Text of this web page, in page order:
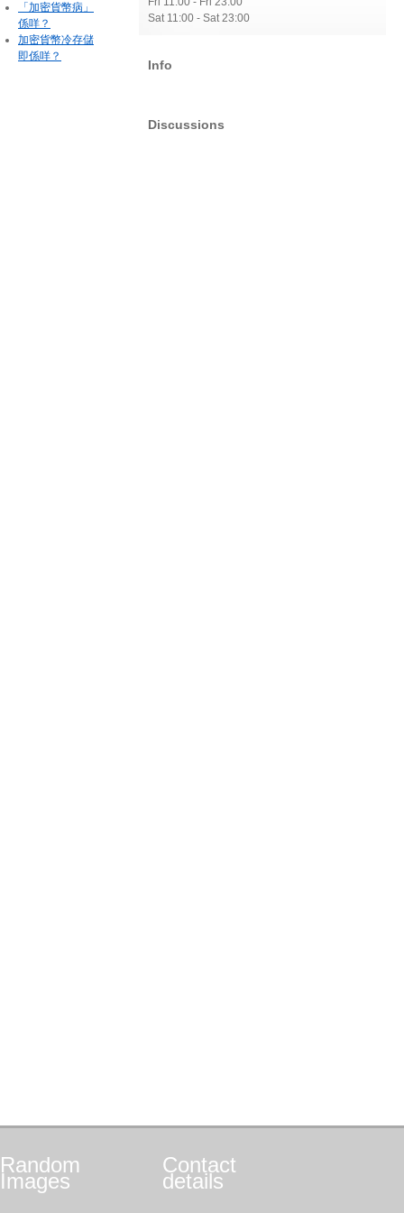
Sat 11:00 - Sat 23:00
Info
Discussions
「加密貨幣病」
係咩？
加密貨幣冷存儲
即係咩？
Random
Images
Contact
details